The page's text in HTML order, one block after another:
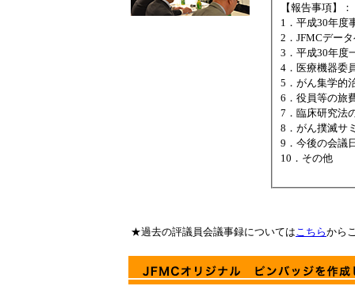
【報告事項】：
1．平成30年度
2．JFMCデー
3．平成30年度
4．医療機器委
5．がん集学的
6．役員等の旅
7．臨床研究法
8．がん撲滅サ
9．今後の会議
10．その他
★過去の評議員会議事録についてはこちらから